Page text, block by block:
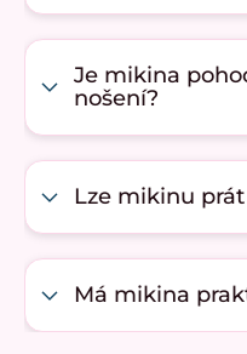
Je mikina
nošení?
Lze mikinu prát
Má mikina